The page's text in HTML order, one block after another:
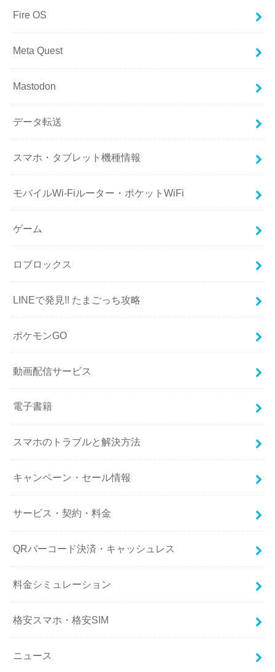
Fire OS
Meta Quest
Mastodon
データ転送
スマホ・タブレット機種情報
モバイルWi-Fiルーター・ポケットWiFi
ゲーム
ロブロックス
LINEで発見!! たまごっち攻略
ポケモンGO
動画配信サービス
電子書籍
スマホのトラブルと解決方法
キャンペーン・セール情報
サービス・契約・料金
QRバーコード決済・キャッシュレス
料金シミュレーション
格安スマホ・格安SIM
ニュース